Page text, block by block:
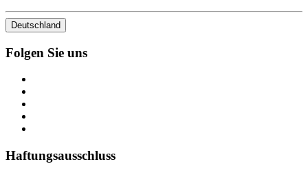
Deutschland
Folgen Sie uns
Haftungsausschluss